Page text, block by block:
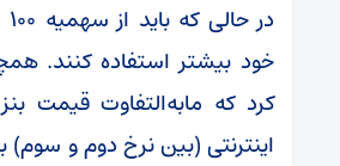
خود بیشتر استفاده کنند.
کرد که مابه‌التفاوت قیمت
اینترنتی (بین نرخ دوم و سوم)